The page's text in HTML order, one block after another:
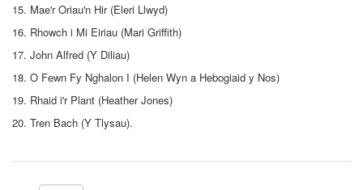
15. Mae'r Oriau'n Hir (Eleri Llwyd)
16. Rhowch i Mi Eiriau (Mari Griffith)
17. John Alfred (Y Diliau)
18. O Fewn Fy Nghalon I (Helen Wyn a Hebogiaid y Nos)
19. Rhaid i'r Plant (Heather Jones)
20. Tren Bach (Y Tlysau).